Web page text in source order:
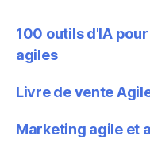
100 outils d'IA
agiles
Livre de vente
Marketing agile et